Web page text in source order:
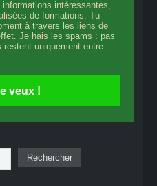
intéressantes,
de formations. Tu
à travers les liens de
Je hais les spams : pas
restent uniquement entre
veux !
Rechercher